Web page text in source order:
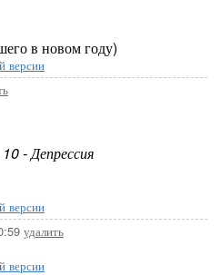
в новом году)
версии
- Депрессия
версии
удалить
версии